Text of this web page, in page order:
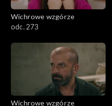
Wichrowe wzgórze
odc. 273
Wichrowe wzgórze